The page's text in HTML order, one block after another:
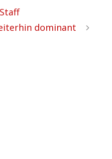
dominant